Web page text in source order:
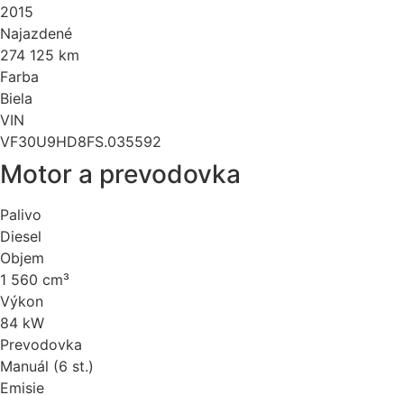
2015
Najazdené
274 125 km
Farba
Biela
VIN
VF30U9HD8FS.035592
Motor a prevodovka
Palivo
Diesel
Objem
1 560 cm³
Výkon
84 kW
Prevodovka
Manuál (6 st.)
Emisie